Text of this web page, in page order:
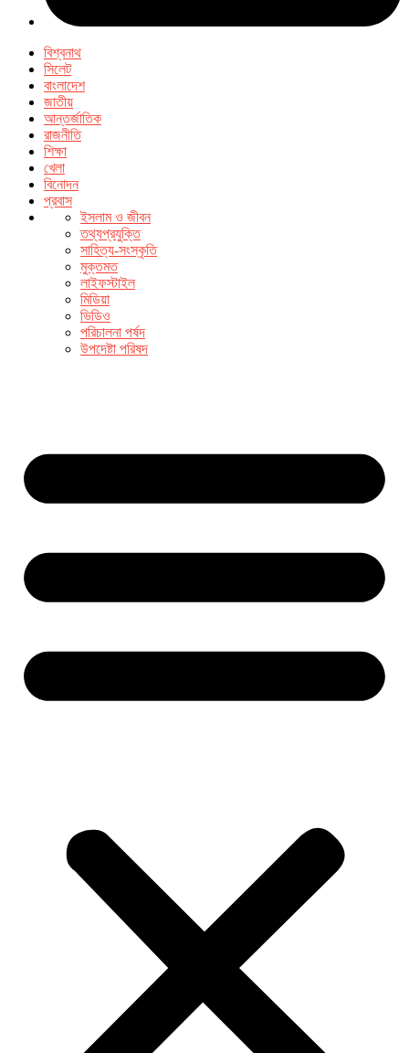
বিশ্বনাথ
সিলেট
বাংলাদেশ
জাতীয়
আন্তর্জাতিক
রাজনীতি
শিক্ষা
খেলা
বিনোদন
প্রবাস
ইসলাম ও জীবন
তথ্যপ্রযুক্তি
সাহিত্য-সংস্কৃতি
মুক্তমত
লাইফস্টাইল
মিডিয়া
ভিডিও
পরিচালনা পর্ষদ
উপদেষ্টা পরিষদ